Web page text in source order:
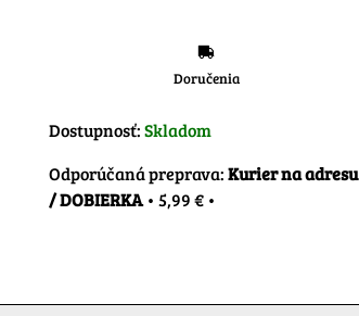
Doručenia
Dostupnosť:Skladom
Kurier na adresu
/ DOBIERKA• 5,99 € •